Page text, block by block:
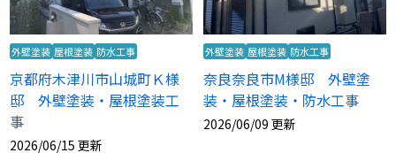
外壁塗装 屋根塗装 防水工事
京都府木津川市山城町Ｋ様
邸 外壁塗装・屋根塗装工
事
2026/06/15 更新
外壁塗装 屋根塗装 防水工事
奈良奈良市M様邸 外壁塗
装・屋根塗装・防水工事
2026/06/09 更新